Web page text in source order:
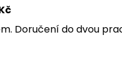
Doručení do dvou